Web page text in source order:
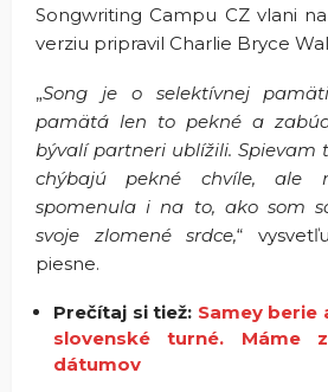
Songwriting Campu CZ vlani
verziu pripravil Charlie Bryce
„Song je o selektívnej
pamätá len to pekné a
bývalí partneri ublížili. Spievam
chýbajú pekné chvíle,
spomenula i na to, ako som
svoje zlomené srdce,“
piesne.
Prečítaj si tiež: Samey berie
slovenské turné. Máme
dátumov